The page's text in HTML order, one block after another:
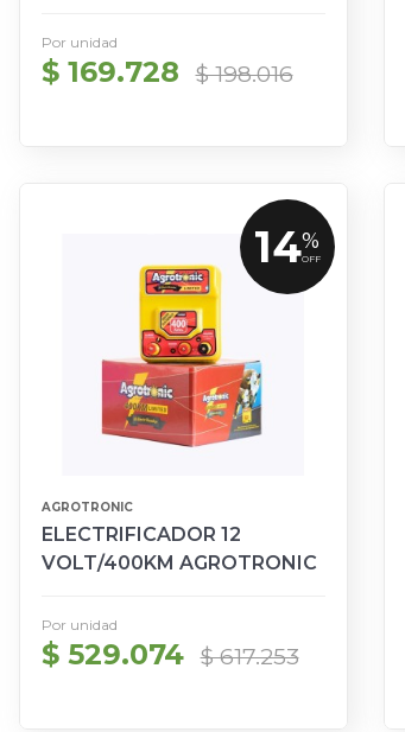
Por unidad
$ 169.728 $ 198.016
14%
OFF
AGROTRONIC
ELECTRIFICADOR 12
VOLT/400KM AGROTRONIC
Por unidad
$ 529.074 $ 617.253